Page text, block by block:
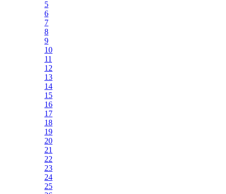
5
6
7
8
9
10
11
12
13
14
15
16
17
18
19
20
21
22
23
24
25